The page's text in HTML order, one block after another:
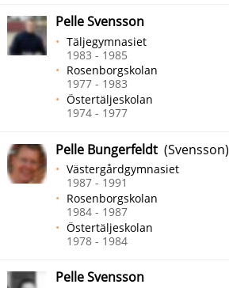
Pelle Svensson
Täljegymnasiet
1983 - 1985
Rosenborgskolan
1977 - 1983
Östertäljeskolan
1974 - 1977
Pelle Bungerfeldt (Svensson)
Västergårdgymnasiet
1987 - 1991
Rosenborgskolan
1984 - 1987
Östertäljeskolan
1978 - 1984
Pelle Svensson